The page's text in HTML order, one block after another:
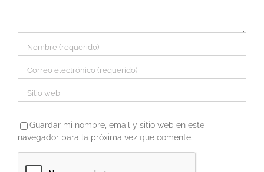
Guardar mi nombre, email y sitio web en este
navegador para la próxima vez que comente.